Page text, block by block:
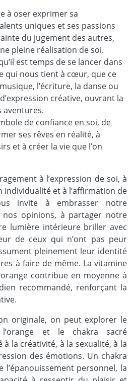
à oser exprimer sa
uniques et ses passions
du jugement des autres,
pleine réalisation de soi.
est temps de se lancer dans
qui nous tient à cœur, que ce
l’écriture, la danse ou
créative, ouvrant la
aventures.
de confiance en soi, de
ses rêves en réalité, à
et à créer la vie que l’on
à l’expression de soi, à
individualité et à l’affirmation de
invite à embrasser notre
opinions, à partager notre
lumière intérieure briller avec
de ceux qui n’ont pas peur
pleinement leur identité
à faire de même. La vitamine
contribue en moyenne à
recommandé, renforçant la
originale, on peut explorer le
et le chakra sacré
à la créativité, à la sexualité, à la
des émotions. Un chakra
l’épanouissement personnel, la